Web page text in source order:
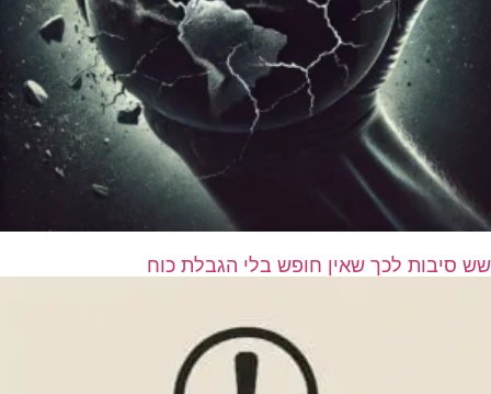
שש סיבות לכך שאין חופש בלי הגבלת כוח